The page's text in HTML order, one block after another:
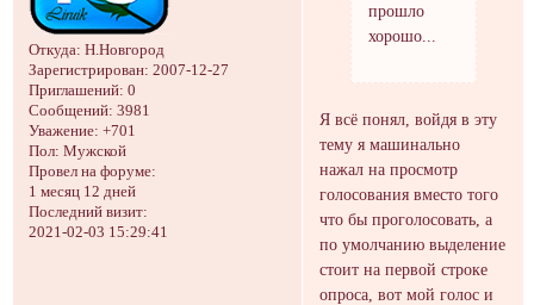
Откуда: Н.Новгород
Зарегистрирован: 2007-12-27
Приглашений: 0
Сообщений: 3981
Уважение: +701
Пол: Мужской
Провел на форуме:
1 месяц 12 дней
Последний визит:
2021-02-03 15:29:41
прошло
хорошо...
Я всё понял, войдя в эту
тему я машинально
нажал на просмотр
голосования вместо того
что бы проголосовать, а
по умолчанию выделение
стоит на первой строке
опроса, вот мой голос и